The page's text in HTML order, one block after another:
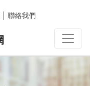
聯絡我們